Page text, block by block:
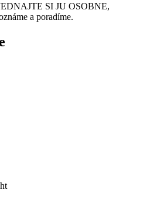
SI JU OSOBNE,
a poradíme.